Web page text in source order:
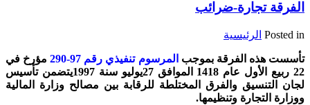
الفرقة تجارة-ضرائب
Posted in الرئيسية
تأسست هذه الفرقة بموجب المرسوم تنفيذي رقم 97- 290 مؤرخ في
22 ربيع الأول عام 1418 الموافق27‏يوليو سنة1997يتضمن تأسيس
لجان التنسيق والفرق المختلطة للرقابة بين مصالح وزارة المالية
ووزارة التجارة وتنظيمها.